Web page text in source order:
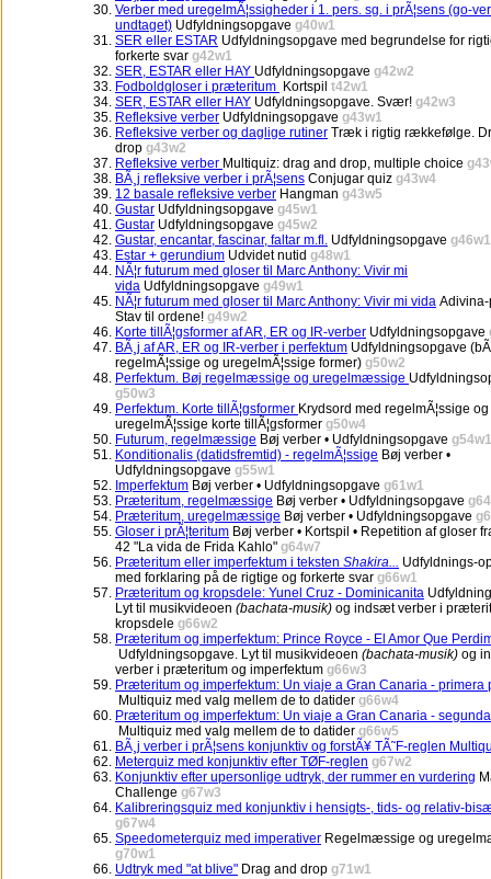
Verber med uregelmÃ¦ssigheder i 1. pers. sg. i prÃ¦sens (go-
undtaget) Udfyldningsopgave g40w1
SER eller ESTAR Udfyldningsopgave med begrundelse for
forkerte svar g42w1
SER, ESTAR eller HAY Udfyldningsopgave g42w2
Fodboldgloser i præteritum Kortspil t42w1
SER, ESTAR eller HAY Udfyldningsopgave. Svær! g42w3
Refleksive verber Udfyldningsopgave g43w1
Refleksive verber og daglige rutiner Træk i rigtig rækkefølge.
drop g43w2
Refleksive verber Multiquiz: drag and drop, multiple choice
BÃ¸j refleksive verber i prÃ¦sens Conjugar quiz g43w4
12 basale refleksive verber Hangman g43w5
Gustar Udfyldningsopgave g45w1
Gustar Udfyldningsopgave g45w2
Gustar, encantar, fascinar, faltar m.fl. Udfyldningsopgave g46w1
Estar + gerundium Udvidet nutid g48w1
NÃ¦r futurum med gloser til Marc Anthony: Vivir mi
vida Udfyldningsopgave g49w1
NÃ¦r futurum med gloser til Marc Anthony: Vivir mi vida
Stav til ordene! g49w2
Korte tillÃ¦gsformer af AR, ER og IR-verber Udfyldningsopgave
BÃ¸j af AR, ER og IR-verber i perfektum Udfyldningsopgave
regelmÃ¦ssige og uregelmÃ¦ssige former) g50w2
Perfektum. Bøj regelmæssige og uregelmæssige
g50w3
Perfektum. Korte tillÃ¦gsformer Krydsord med regelmÃ¦ssige og
uregelmÃ¦ssige korte tillÃ¦gsformer g50w4
Futurum, regelmæssige Bøj verber • Udfyldningsopgave g54w1
Konditionalis (datidsfremtid) - regelmÃ¦ssige Bøj verber •
Udfyldningsopgave g55w1
Imperfektum Bøj verber • Udfyldningsopgave g61w1
Præteritum, regelmæssige Bøj verber • Udfyldningsopgave
Præteritum, uregelmæssige Bøj verber • Udfyldningsopgave
Gloser i prÃ¦teritum Bøj verber • Kortspil • Repetition af gloser
42 "La vida de Frida Kahlo" g64w7
Præteritum eller imperfektum i teksten Shakira... Udfyldnings-
med forklaring på de rigtige og forkerte svar g66w1
Præteritum og kropsdele: Yunel Cruz - Dominicanita
Lyt til musikvideoen (bachata-musik) og indsæt verber i
kropsdele g66w2
Præteritum og imperfektum: Prince Royce - El Amor Que
Udfyldningsopgave. Lyt til musikvideoen (bachata-musik) og
verber i præteritum og imperfektum g66w3
Præteritum og imperfektum: Un viaje a Gran Canaria - primera
Multiquiz med valg mellem de to datider g66w4
Præteritum og imperfektum: Un viaje a Gran Canaria -
Multiquiz med valg mellem de to datider g66w5
BÃ¸j verber i prÃ¦sens konjunktiv og forstÃ¥ TÃ˜F-reglen
Meterquiz med konjunktiv efter TØF-reglen g67w2
Konjunktiv efter upersonlige udtryk, der rummer en vurdering
Challenge g67w3
Kalibreringsquiz med konjunktiv i hensigts-, tids- og relativ-
g67w4
Speedometerquiz med imperativer Regelmæssige og
g70w1
Udtryk med "at blive" Drag and drop g71w1